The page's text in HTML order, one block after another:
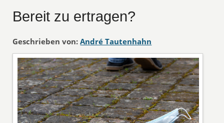
Bereit zu ertragen?
Geschrieben von: André Tautenhahn